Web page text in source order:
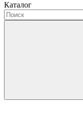
Каталог